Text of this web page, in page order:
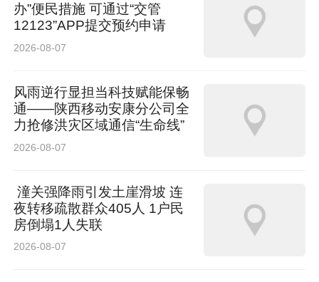
办”便民措施 可通过“交管
12123”APP提交预约申请
2026-08-07
风雨逆行显担当科技赋能保畅
通——陕西移动安康分公司全
力抢修洪灾区域通信“生命线”
2026-08-07
潼关强降雨引发土崖滑坡 连
夜转移疏散群众405人 1户民
房倒塌1人失联
2026-08-07